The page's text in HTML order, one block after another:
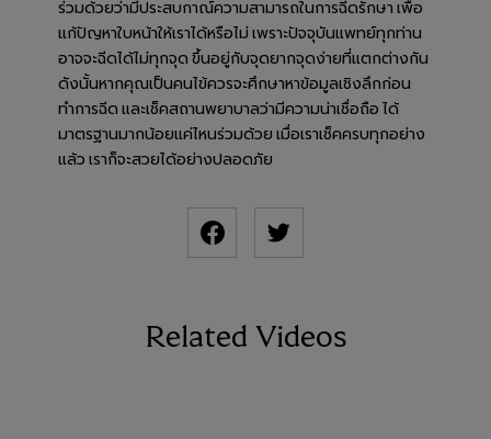
ร่วมด้วยว่ามีประสบกาณ์ความสามารถในการฉีดรักษา เพื่อ
แก้ปัญหาใบหน้าให้เราได้หรือไม่ เพราะปัจจุบันแพทย์ทุกท่าน
อาจจะฉีดได้ไม่ทุกจุด ขึ้นอยู่กับจุดยากจุดง่ายที่แตกต่างกัน
ดังนั้นหากคุณเป็นคนไข้ควรจะศึกษาหาข้อมูลเชิงลึกก่อน
ทำการฉีด และเช็คสถานพยาบาลว่ามีความน่าเชื่อถือ ได้
มาตรฐานมากน้อยแค่ไหนร่วมด้วย เมื่อเราเช็คครบทุกอย่าง
แล้ว เราก็จะสวยได้อย่างปลอดภัย
Related Videos